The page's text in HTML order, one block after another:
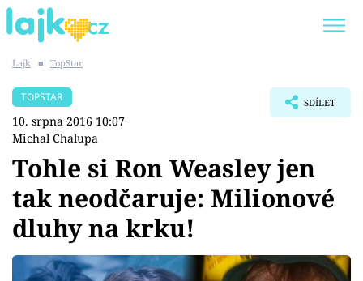
SHOPAHOLICADEL
Témata
Showbyznys
Lajk ■ TopStar
TOPSTAR
10. srpna 2016 10:07
Michal Chalupa
SDÍLET
Tohle si Ron Weasley jen
tak neodčaruje: Milionové
dluhy na krku!